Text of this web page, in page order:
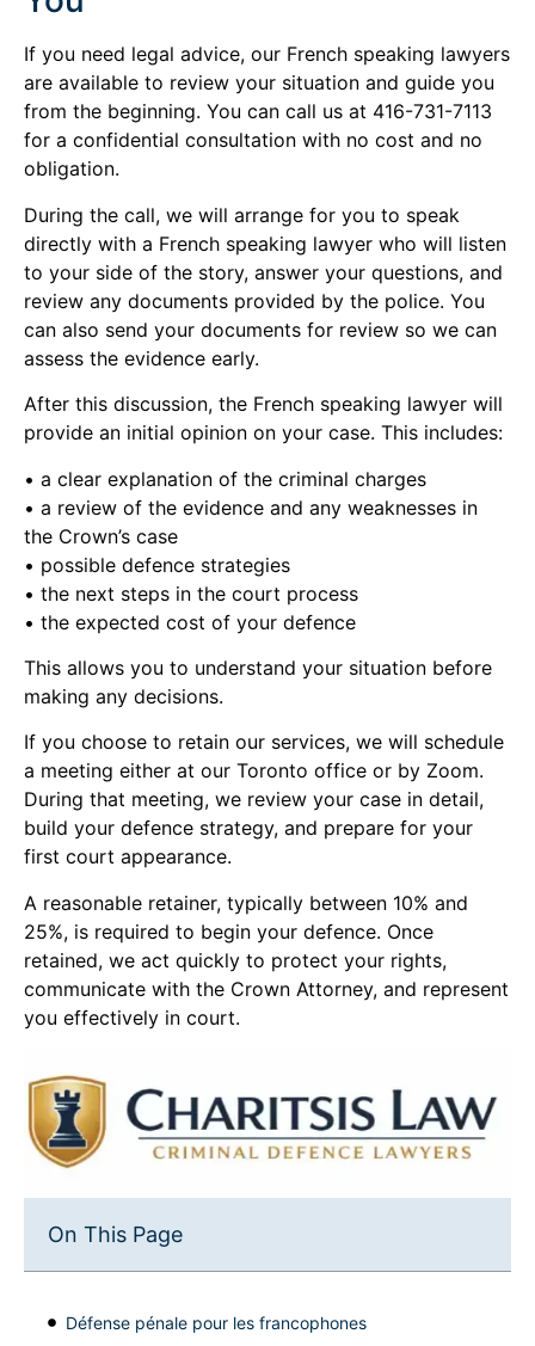
If you need legal advice, our French speaking lawyers
are available to review your situation and guide you
from the beginning. You can call us at 416-731-7113
for a confidential consultation with no cost and no
obligation.
During the call, we will arrange for you to speak
directly with a French speaking lawyer who will listen
to your side of the story, answer your questions, and
review any documents provided by the police. You
can also send your documents for review so we can
assess the evidence early.
After this discussion, the French speaking lawyer will
provide an initial opinion on your case. This includes:
• a clear explanation of the criminal charges
• a review of the evidence and any weaknesses in
the Crown’s case
• possible defence strategies
• the next steps in the court process
• the expected cost of your defence
This allows you to understand your situation before
making any decisions.
If you choose to retain our services, we will schedule
a meeting either at our Toronto office or by Zoom.
During that meeting, we review your case in detail,
build your defence strategy, and prepare for your
first court appearance.
A reasonable retainer, typically between 10% and
25%, is required to begin your defence. Once
retained, we act quickly to protect your rights,
communicate with the Crown Attorney, and represent
you effectively in court.
On This Page
Défense pénale pour les francophones